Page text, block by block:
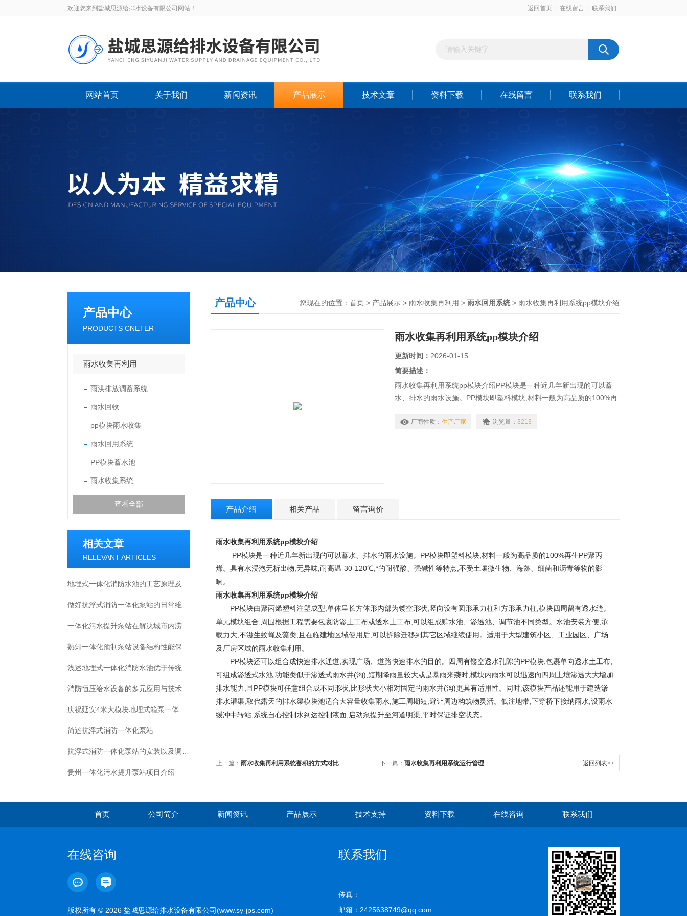
欢迎您来到盐城思源给排水设备有限公司网站！ 返回首页 在线留言 联系我们
网站首页 关于我们 新闻资讯 产品展示 技术文章 资料下载 在线留言 联系我们
产品中心
PRODUCTS CNETER
雨水收集再利用
雨洪排放调蓄系统
雨水回收
pp模块雨水收集
雨水回用系统
PP模块蓄水池
雨水收集系统
查看全部
相关文章
RELEVANT ARTICLES
简述抗浮式消防一体化泵站
贵州一体化污水提升泵站项目介绍
产品中心 您现在的位置： 首页 > 产品展示 > 雨水收集再利用 > 雨水回用系统> 雨水收集再利用系统pp模块介绍
雨水收集再利用系统pp模块介绍
更新时间： 2026-01-15
简要描述：
雨水收集再利用系统pp模块介绍PP模块是一种近几年新出现的可以蓄
水、排水的雨水设施。PP模块即塑料模块,材料一般为高品质的100%再
酸、强碱性等特点,不受土壤微生物、海藻、细菌和沥青等物的影响。
厂商性质： 生产厂家 浏览量： 3213
产品介绍 相关产品 留言询价
雨水收集再利用系统pp模块介绍
PP模块是一种近几年新出现的可以蓄水、排水的雨水设施。PP模块即塑料模块,材料一般为高品质的100%再生PP聚丙
烯。具有水浸泡无析出物,无异味,耐高温-30-120℃,*的耐强酸、强碱性等特点,不受土壤微生物、海藻、细菌和沥青等物的影
响。
雨水收集再利用系统pp模块介绍
PP模块由聚丙烯塑料注塑成型,单体呈长方体形内部为镂空形状,竖向设有圆形承力柱和方形承力柱,模块四周留有透水缝。
单元模块组合,周围根据工程需要包裹防渗土工布或透水土工布,可以组成贮水池、渗透池、调节池不同类型。水池安装方便,承
载力大,不滋生蚊蝇及藻类,且在临建地区域使用后,可以拆除迁移到其它区域继续使用。适用于大型建筑小区、工业园区、广场
及厂房区域的雨水收集利用。
PP模块还可以组合成快速排水通道,实现广场、道路快速排水的目的。四周有镂空透水孔隙的PP模块,包裹单向透水土工布,
可组成渗透式水池,功能类似于渗透式雨水井(沟),短期降雨量较大或是暴雨来袭时,模块内雨水可以迅速向四周土壤渗透大大增加
排水能力,且PP模块可任意组合成不同形状,比形状大小相对固定的雨水井(沟)更具有适用性。同时,该模块产品还能用于建造渗
排水灌渠,取代露天的排水渠模块池适合大容量收集雨水,施工周期短,避让周边构筑物灵活。低注地带,下穿桥下接纳雨水,设雨水
缓冲中转站,系统自心控制水到达控制液面,启动泵提升至河道明渠,平时保证排空状态。
上一篇： 雨水收集再利用系统蓄积的方式对比 下一篇： 雨水收集再利用系统运行管理 返回列表>>
首页 公司简介 新闻资讯 产品展示 技术支持 资料下载 在线咨询 联系我们
在线咨询
版权所有 © 2026 盐城思源给排水设备有限公司(www.sy-jps.com)
联系我们
传真：
邮箱：2425638749@qq.com